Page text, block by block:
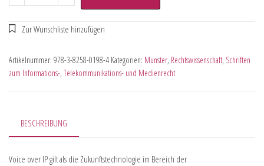
Artikelnummer: 978-3-8258-0198-4 Kategorien: Münster, Rechtswissenschaft, Schriften
zum Informations-, Telekommunikations- und Medienrecht
BESCHREIBUNG
Voice over IP gilt als die Zukunftstechnologie im Bereich der